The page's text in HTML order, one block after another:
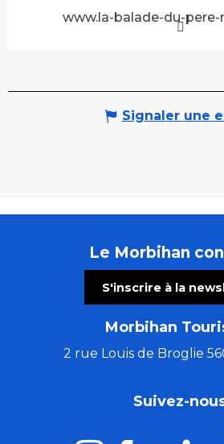
www.la-balade-du-pere-
Signaler une
Le Morbihan
S'inscrire à la
Morbihan
2 rue Louis de Broglie
Suivez-